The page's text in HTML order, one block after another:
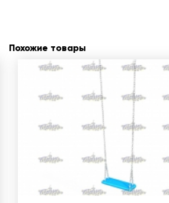
Похожие товары